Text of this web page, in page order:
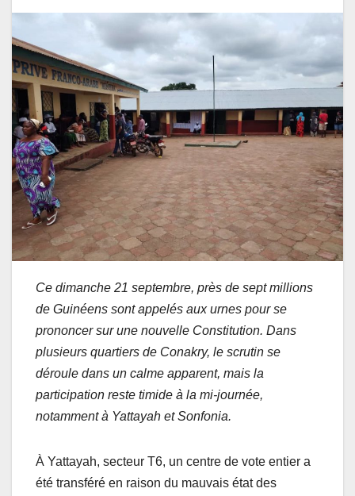
Ce dimanche 21 septembre, près de sept millions
de Guinéens sont appelés aux urnes pour se
prononcer sur une nouvelle Constitution. Dans
plusieurs quartiers de Conakry, le scrutin se
déroule dans un calme apparent, mais la
participation reste timide à la mi-journée,
notamment à Yattayah et Sonfonia.
À Yattayah, secteur T6, un centre de vote entier a
été transféré en raison du mauvais état des